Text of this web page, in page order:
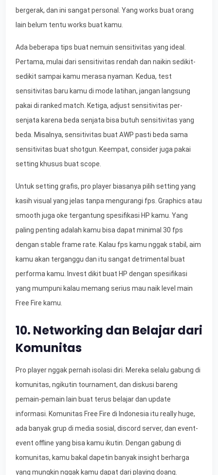
bergerak, dan ini sangat personal. Yang works buat orang
lain belum tentu works buat kamu.
Ada beberapa tips buat nemuin sensitivitas yang ideal.
Pertama, mulai dari sensitivitas rendah dan naikin sedikit-
sedikit sampai kamu merasa nyaman. Kedua, test
sensitivitas baru kamu di mode latihan, jangan langsung
pakai di ranked match. Ketiga, adjust sensitivitas per-
senjata karena beda senjata bisa butuh sensitivitas yang
beda. Misalnya, sensitivitas buat AWP pasti beda sama
sensitivitas buat shotgun. Keempat, consider juga pakai
setting khusus buat scope.
Untuk setting grafis, pro player biasanya pilih setting yang
kasih visual yang jelas tanpa mengurangi fps. Graphics atau
smooth juga oke tergantung spesifikasi HP kamu. Yang
paling penting adalah kamu bisa dapat minimal 30 fps
dengan stable frame rate. Kalau fps kamu nggak stabil, aim
kamu akan terganggu dan itu sangat detrimental buat
performa kamu. Invest dikit buat HP dengan spesifikasi
yang mumpuni kalau memang serius mau naik level main
Free Fire kamu.
10. Networking dan Belajar dari
Komunitas
Pro player nggak pernah isolasi diri. Mereka selalu gabung di
komunitas, ngikutin tournament, dan diskusi bareng
pemain-pemain lain buat terus belajar dan update
informasi. Komunitas Free Fire di Indonesia itu really huge,
ada banyak grup di media sosial, discord server, dan event-
event offline yang bisa kamu ikutin. Dengan gabung di
komunitas, kamu bakal dapetin banyak insight berharga
yang mungkin nggak kamu dapat dari playing doang.